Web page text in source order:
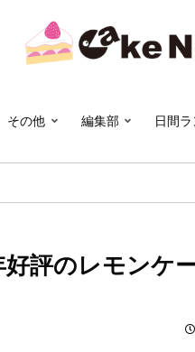
その他 編集部 日間
評のレモンケ